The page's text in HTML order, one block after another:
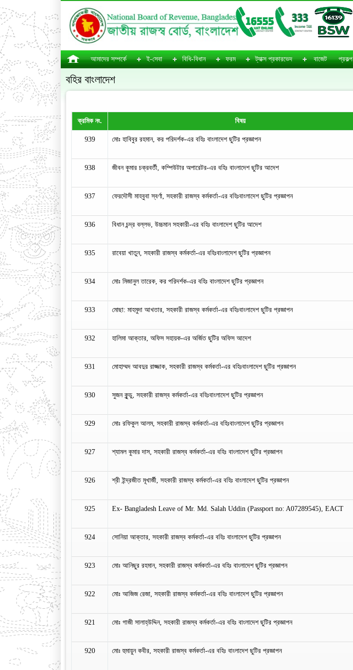
আমাদের সম্পর্কে ই-সেবা বিধি-বিধান ফরম ট্যাক্স প্রকারভেদ বাজেট প্রকল্প
বহির বাংলাদেশ
ক্রমিক নং. বিষয়
939 মোঃ হাবিবুর রহমান, কর পরিদর্শক-এর বহিঃ বাংলাদেশ ছুটির প্রজ্ঞাপন
938 জীবন কুমার চক্রবর্তী, কম্পিউটার অপারেটর-এর বহিঃ বাংলাদেশ ছুটির আদেশ
937 ফেরদৌসী মাহবুবা স্বর্ণা, সহকারী রাজস্ব কর্মকর্তা-এর বহিঃবাংলাদেশ ছুটির প্রজ্ঞাপন
936 বিধান চন্দ্র বল্লভ, উচ্চমান সহকারী-এর বহিঃ বাংলাদেশ ছুটির আদেশ
935 রাবেয়া খাতুন, সহকারী রাজস্ব কর্মকর্তা-এর বহিঃবাংলাদেশ ছুটির প্রজ্ঞাপন
934 মোঃ মিজানুল তারেক, কর পরিদর্শক-এর বহিঃ বাংলাদেশ ছুটির প্রজ্ঞাপন
933 মোছা: মাহমুদা আখতার, সহকারী রাজস্ব কর্মকর্তা-এর বহিঃবাংলাদেশ ছুটির প্রজ্ঞাপন
932 হালিমা আক্তার, অফিস সহায়ক-এর অর্জিত ছুটির অফিস আদেশ
931 মোহাম্মদ আবদুর রাজ্জাক, সহকারী রাজস্ব কর্মকর্তা-এর বহিঃবাংলাদেশ ছুটির প্রজ্ঞাপন
930 সুজন কুন্ডু, সহকারী রাজস্ব কর্মকর্তা-এর বহিঃবাংলাদেশ ছুটির প্রজ্ঞাপন
929 মোঃ রফিকুল আলম, সহকারী রাজস্ব কর্মকর্তা-এর বহিঃবাংলাদেশ ছুটির প্রজ্ঞাপন
927 শ্যামল কুমার দাস, সহকারী রাজস্ব কর্মকর্তা-এর বহিঃ বাংলাদেশ ছুটির প্রজ্ঞাপন
926 শ্রী ইন্দ্রজীত মূখার্জী, সহকারী রাজস্ব কর্মকর্তা-এর বহিঃ বাংলাদেশ ছুটির প্রজ্ঞাপন
925 Ex- Bangladesh Leave of Mr. Md. Salah Uddin (Passport no: A07289545), EACT
924 সোনিয়া আক্তার, সহকারী রাজস্ব কর্মকর্তা-এর বহিঃ বাংলাদেশ ছুটির প্রজ্ঞাপন
923 মোঃ আনিছুর রহমান, সহকারী রাজস্ব কর্মকর্তা-এর বহিঃ বাংলাদেশ ছুটির প্রজ্ঞাপন
922 মোঃ আজিজ রেজা, সহকারী রাজস্ব কর্মকর্তা-এর বহিঃ বাংলাদেশ ছুটির প্রজ্ঞাপন
921 মোঃ গাজী সালাহ্‌উদ্দিন, সহকারী রাজস্ব কর্মকর্তা-এর বহিঃ বাংলাদেশ ছুটির প্রজ্ঞাপন
920 মোঃ হুমায়ুন কবীর, সহকারী রাজস্ব কর্মকর্তা-এর বহিঃ বাংলাদেশ ছুটির প্রজ্ঞাপন